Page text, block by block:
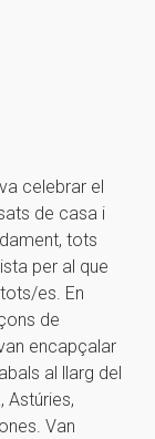
celebrar el
de casa i
tots
per al que
es. En
de
encapçalar
al llarg del
Astúries,
Van